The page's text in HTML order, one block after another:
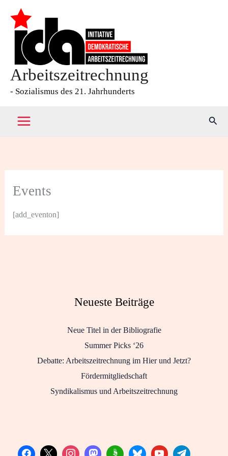
Inhalt
springen
Arbeitszeitrechnung
- Sozialismus des 21. Jahrhunderts
Events
[add_eventon]
Neueste Beiträge
Neue Titel in der Bibliografie
Summer Picks ‘26
Debatte: Arbeitszeitrechnung im Hier und Jetzt?
Fördermitgliedschaft
Syndikalismus und Arbeitszeitrechnung